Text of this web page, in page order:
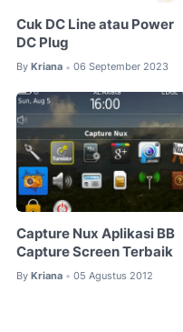
Cuk DC Line atau Power
DC Plug
By Kriana • 06 September 2023
Capture Nux Aplikasi BB
Capture Screen Terbaik
By Kriana • 05 Agustus 2012